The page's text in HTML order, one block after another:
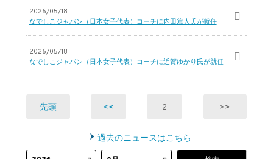
2026/05/18
なでしこジャパン（日本女子代表）コーチに内田篤人氏が就任
2026/05/18
なでしこジャパン（日本女子代表）コーチに近賀ゆかり氏が就任
先頭 << 2 >>
過去のニュースはこちら